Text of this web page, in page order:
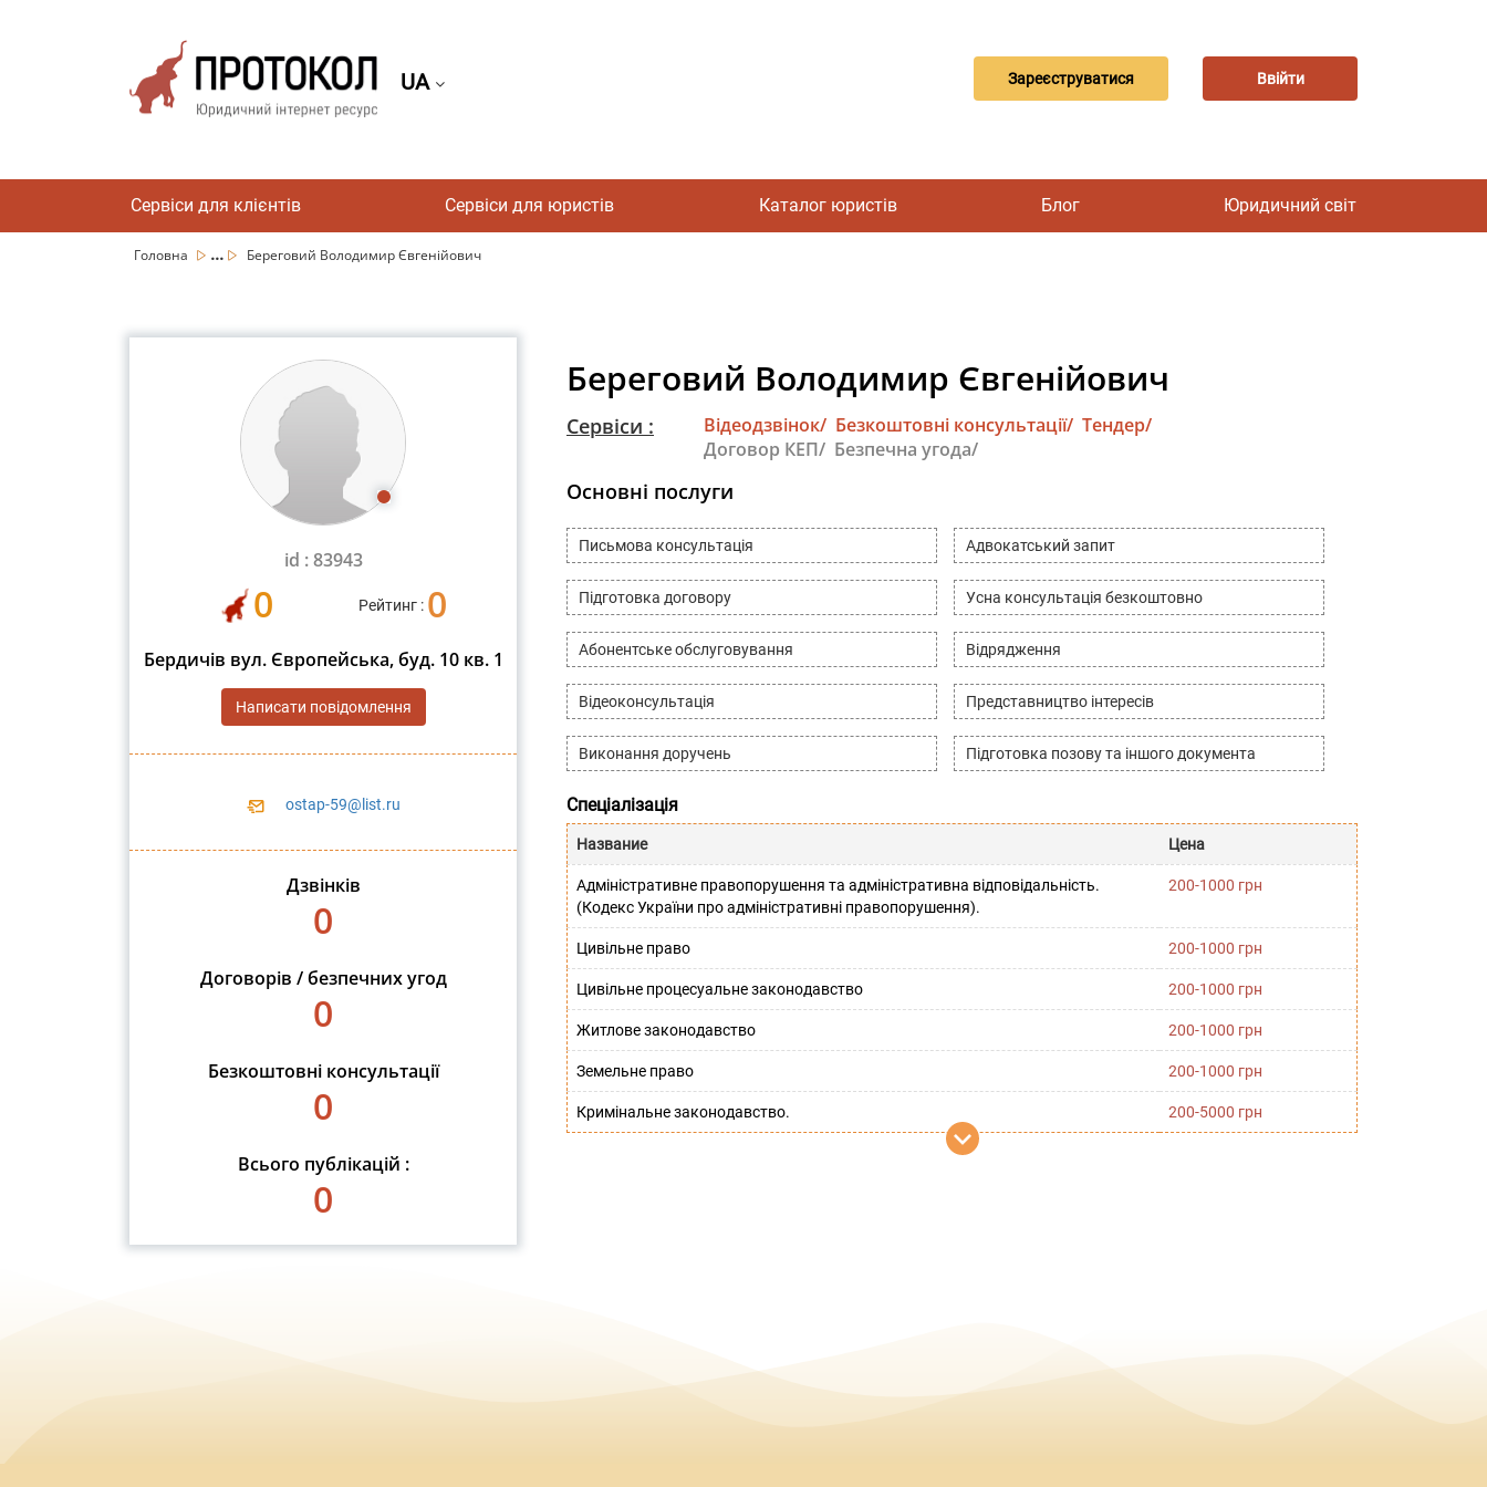
UA Зареєструватися Ввійти
Сервіси для клієнтів Сервіси для юристів Каталог юристів Блог Юридичний світ
Головна ... Береговий Володимир Євгенійович
id : 83943
0 Рейтинг : 0
Бердичів вул. Європейська, буд. 10 кв. 1
Написати повідомлення
ostap-59@list.ru
Дзвінків
0
Договорів / безпечних угод
0
Безкоштовні консультації
0
Всього публікацій :
0
Береговий Володимир Євгенійович
Сервіси : Відеодзвінок/ Безкоштовні консультації/ Тендер/
Договор КЕП/ Безпечна угода/
Основні послуги
Письмова консультація Адвокатський запит
Підготовка договору Усна консультація безкоштовно
Абонентське обслуговування Відрядження
Відеоконсультація Представництво інтересів
Виконання доручень Підготовка позову та іншого документа
Спеціалізація
Название Цена
Адміністративне правопорушення та адміністративна відповідальність.
(Кодекс України про адміністративні правопорушення).
200-1000 грн
Цивільне право 200-1000 грн
Цивільне процесуальне законодавство 200-1000 грн
Житлове законодавство 200-1000 грн
Земельне право 200-1000 грн
Кримінальне законодавство. 200-5000 грн